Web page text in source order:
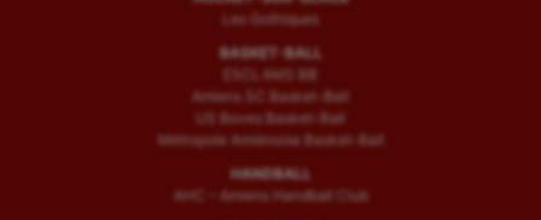
Les Gothiques
BASKET-BALL
ESCLAMS BB
Amiens SC Basket-Ball
US Boves Basket-Ball
Métropole Amiénoise Basket-Ball
HANDBALL
AHC – Amiens Handball Club